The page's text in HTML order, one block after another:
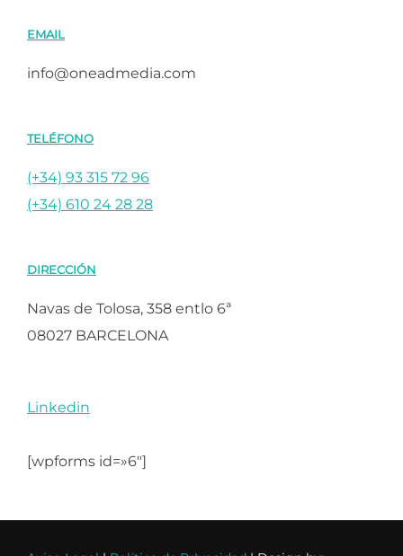
EMAIL
info@oneadmedia.com
TELÉFONO
(+34) 93 315 72 96
(+34) 610 24 28 28
DIRECCIÓN
Navas de Tolosa, 358 entlo 6ª
08027 BARCELONA
Linkedin
[wpforms id=»6″]